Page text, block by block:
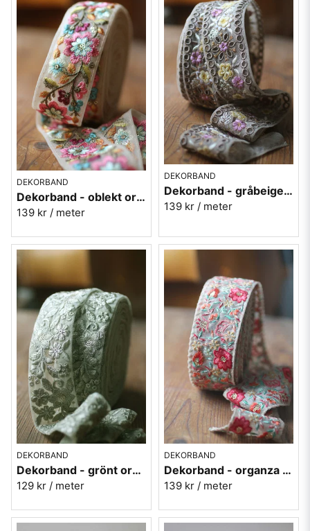
Barnen kommer att älska att få pyssla med kantband. De kan sy
armband, dekorera pärmar, skokartonger, göra dock-kläder och
pynta lampskärmar. Listan kan göras lång när man börjar förstå
hur mycket ett snyggt de kan användas till. Bara fantasin sätter
Allmogeband i ny stil
Vi har använt vävda allmogeband att dekorera kläder med i alla
tider och vi har gamla fina traditioner omkring hur dessa band bör
se ut. Vi har en lång tradition av att sy på dräktband på våra
traditionella dräkter. På Broarne har vi många som är skiljer sig
från det strikt traditionella, de ha massor av vackra detaljer,
broderier, paljetter och pärlor.
Jag föreslår att du skapar en helt ny folkdräkt med extra fina
broderade kanter i siden och med paljetter. Det kommer att göra
Vackra broderier att samla på
De flesta är tillverkade i siden och är rikt dekorerade med pärlor,
guldbroderier, paljetter och applikationer. Banden är så vackra så
man vill ha dem med sig när man ser dem. De tar inte så stor
plats så man kan lägga på hög där hemma och titta på dem när
man behöver bli på gott humör. Den här skatten kan ligga på lager
och vänta på nästa projekt.
Jag hoppas du hittar ett favorit här! / Ann-Marie på Broarne
Ann-Marie Wikman
info@broarne.se
DEKORBAND
Dekorband - oblekt organza med blommor
139 kr / meter
DEKORBAND
Dekorband - gråbeige organza med blommor
139 kr / meter
DEKORBAND
Dekorband - grönt organza med blommor
129 kr / meter
DEKORBAND
Dekorband - organza med röda blommor
139 kr / meter